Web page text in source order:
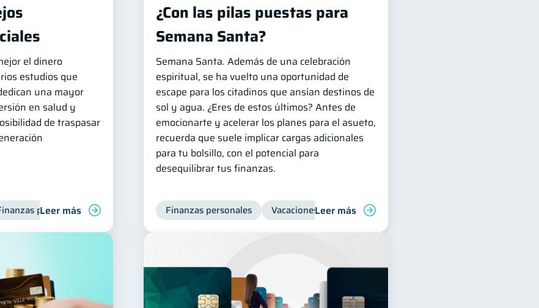
el dinero
estudios que
una mayor
en salud y
de traspasar
para mujeres
Leer más
¿Con las pilas puestas para
Semana Santa?
Semana Santa. Además de una celebración
espiritual, se ha vuelto una oportunidad de
escape para los citadinos que ansían destinos de
sol y agua. ¿Eres de estos últimos? Antes de
emocionarte y acelerar los planes para el asueto,
recuerda que suele implicar cargas adicionales
para tu bolsillo, con el potencial para
desequilibrar tus finanzas.
Finanzas personales Vacaciones Organización Financiera
Leer más